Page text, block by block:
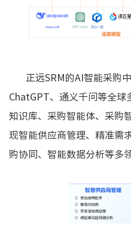
正远SRM的AI智能采购
ChatGPT、通义千问等全球
知识库、采购智能体、采购
现智能供应商管理、精准需
购协同、智能数据分析等多